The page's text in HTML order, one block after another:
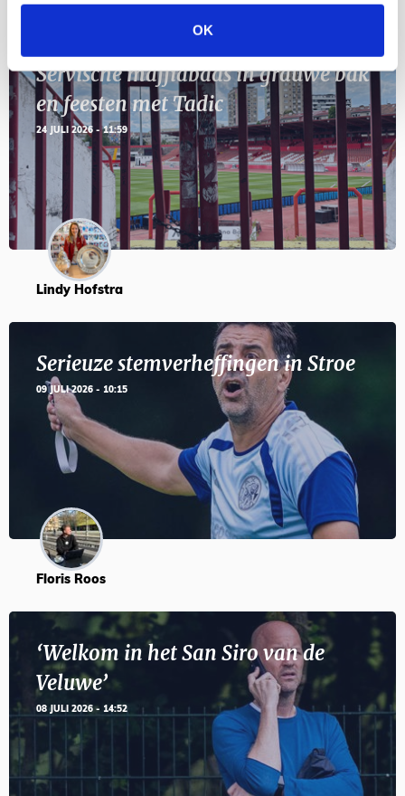
OK
Servische maffiabaas in grauwe bak
en feesten met Tadic
24 JULI 2026 - 11:59
Lindy Hofstra
Serieuze stemverheffingen in Stroe
09 JULI 2026 - 10:15
Floris Roos
‘Welkom in het San Siro van de
Veluwe’
08 JULI 2026 - 14:52